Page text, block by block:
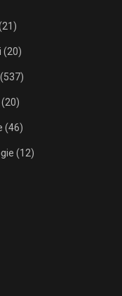
(20)
(537)
(20)
(46)
(12)